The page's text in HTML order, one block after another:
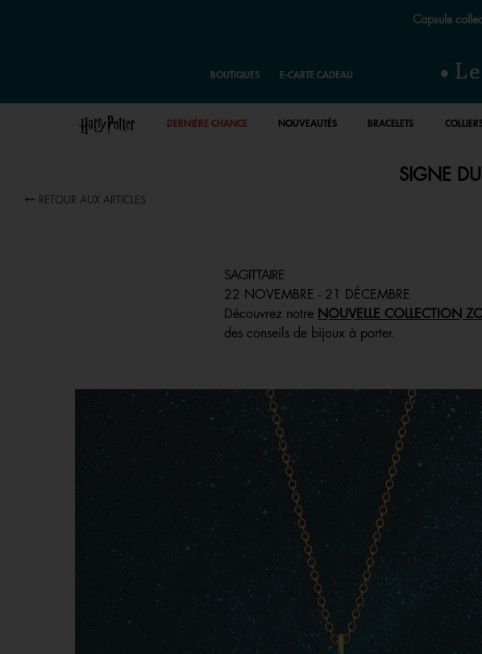
Le
BOUTIQUES E-CARTE CADEAU
DERNIÈRE CHANCE NOUVEAUTÉS BRACELETS
SIGNE
RETOUR AUX ARTICLES
SAGITTAIRE
22 NOVEMBRE - 21 DÉCEMBRE
Découvrez notre NOUVELLE COLLECTION
des conseils de bijoux à porter.